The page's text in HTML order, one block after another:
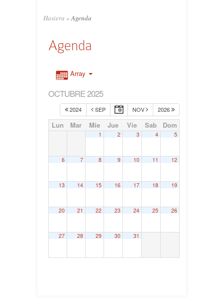
Hasiera » Agenda
Agenda
Array
OCTUBRE 2025
2024 SEP NOV 2026
Lun Mar Mie Jue Vie Sab Dom
1 2 3 4 5
6 7 8 9 10 11 12
13 14 15 16 17 18 19
20 21 22 23 24 25 26
27 28 29 30 31